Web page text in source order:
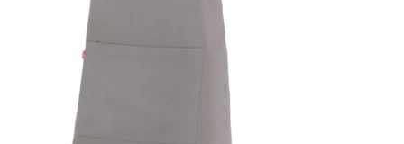
opciones
pueden